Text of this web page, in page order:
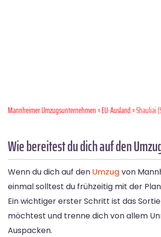
Mannheimer Umzugsunternehmen»EU-Ausland» Shauliai
Wie bereitest du dich auf den
Wenn du dich auf den Umzug von
einmal solltest du frühzeitig mit der
Ein wichtiger erster Schritt ist das
möchtest und trenne dich von allem
Auspacken.